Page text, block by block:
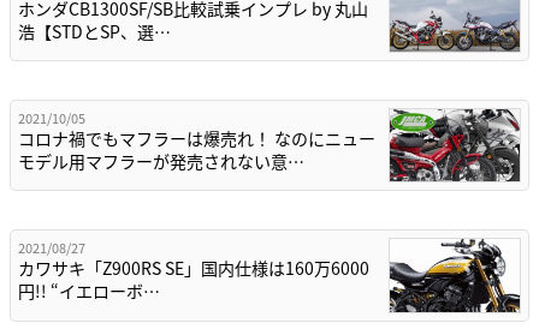
ホンダCB1300SF/SB比較試乗インプレ by 丸山
浩【STDとSP、選…
2021/10/05
コロナ禍でもマフラーは爆売れ！ なのにニュー
モデル用マフラーが発売されない意…
2021/08/27
カワサキ「Z900RS SE」国内仕様は160万6000
円!! “イエローボ…